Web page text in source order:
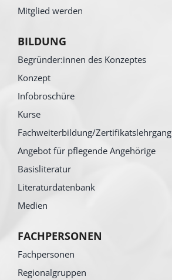
Mitglied werden
BILDUNG
Begründer:innen des Konzeptes
Konzept
Infobroschüre
Kurse
Fachweiterbildung/Zertifikatslehrgang
Angebot für pflegende Angehörige
Basisliteratur
Literaturdatenbank
Medien
FACHPERSONEN
Fachpersonen
Regionalgruppen